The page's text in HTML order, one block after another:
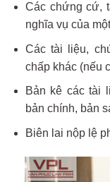
Các chứng cứ,
nghĩa vụ của
Các tài liệu,
chấp khác (nếu
Bản kê các tài
bản chính, bản
Biên lai nộp lệ